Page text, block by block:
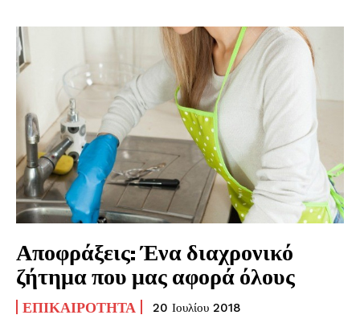
Αποφράξεις: Ένα διαχρονικό
ζήτημα που μας αφορά όλους
ΕΠΙΚΑΙΡΌΤΗΤΑ 20 Ιουλίου 2018